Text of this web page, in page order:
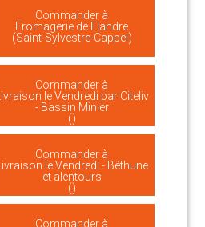
Commander à
Fromagerie de Flandre
(Saint-Sylvestre-Cappel)
Commander à
Livraison le Vendredi par Citeliv
- Bassin Minier
()
Commander à
Livraison le Vendredi - Béthune
et alentours
()
Commander à